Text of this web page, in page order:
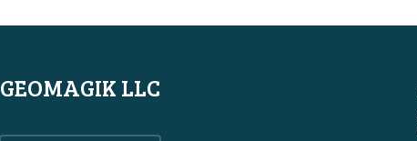
GEOMAGIK LLC